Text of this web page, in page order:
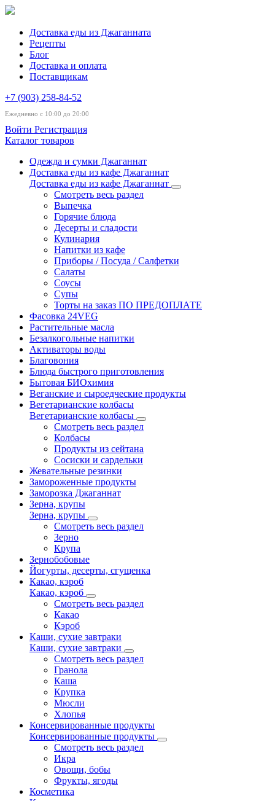
Доставка еды из Джаганната
Рецепты
Блог
Доставка и оплата
Поставщикам
+7 (903) 258-84-52
Ежедневно с 10:00 до 20:00
Войти Регистрация
Каталог товаров
Одежда и сумки Джаганнат
Доставка еды из кафе Джаганнат
Доставка еды из кафе Джаганнат
Смотреть весь раздел
Выпечка
Горячие блюда
Десерты и сладости
Кулинария
Напитки из кафе
Приборы / Посуда / Салфетки
Салаты
Соусы
Супы
Торты на заказ ПО ПРЕДОПЛАТЕ
Фасовка 24VEG
Растительные масла
Безалкогольные напитки
Активаторы воды
Благовония
Блюда быстрого приготовления
Бытовая БИОхимия
Веганские и сыроедческие продукты
Вегетарианские колбасы
Вегетарианские колбасы
Смотреть весь раздел
Колбасы
Продукты из сейтана
Сосиски и сардельки
Жевательные резинки
Замороженные продукты
Заморозка Джаганнат
Зерна, крупы
Зерна, крупы
Смотреть весь раздел
Зерно
Крупа
Зернобобовые
Йогурты, десерты, сгущенка
Какао, кэроб
Какао, кэроб
Смотреть весь раздел
Какао
Кэроб
Каши, сухие завтраки
Каши, сухие завтраки
Смотреть весь раздел
Гранола
Каша
Крупка
Мюсли
Хлопья
Консервированные продукты
Консервированные продукты
Смотреть весь раздел
Икра
Овощи, бобы
Фрукты, ягоды
Косметика